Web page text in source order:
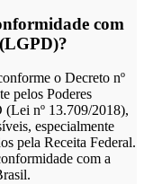
com
o Decreto nº
pelos Poderes
(Lei nº 13.709/2018),
especialmente
pela Receita Federal.
com a